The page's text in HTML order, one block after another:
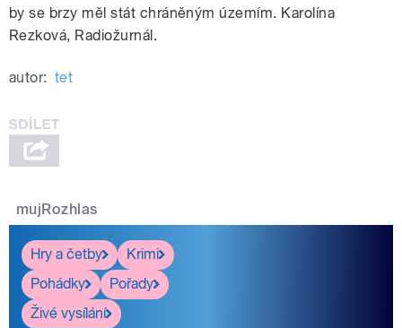
by se brzy měl stát chráněným územím. Karolína
Rezková, Radiožurnál.
autor: tet
mujRozhlas
Hry a četby
Krimi
Pohádky
Pořady
Živé vysílání